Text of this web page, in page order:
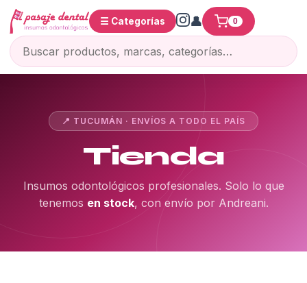
☰ Categorías 0
📍 TUCUMÁN · ENVÍOS A TODO EL PAÍS
Tienda
Insumos odontológicos profesionales. Solo lo que
tenemos en stock, con envío por Andreani.